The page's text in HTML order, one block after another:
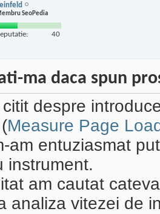
SeoPedia
40
ma daca spun
despre
Measure Page
am entuziasmat
instrument.
am cautat
analiza vitezei de